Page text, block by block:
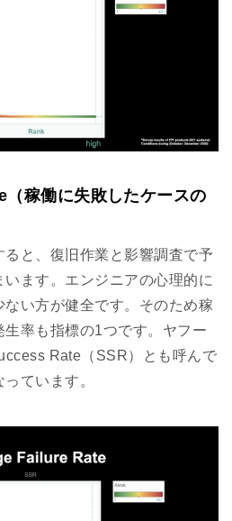
稼働に失敗したケースの
ると、復旧作業と影響調査で予
ます。エンジニアの心理的に
ない方が健全です。そのため稼
率も指標の1つです。ヤフー
Rate（SSR）とも呼んで
ています。